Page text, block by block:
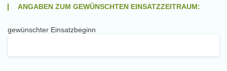
ANGABEN ZUM GEWÜNSCHTEN EINSATZZEITRAUM:
gewünschter Einsatzbeginn